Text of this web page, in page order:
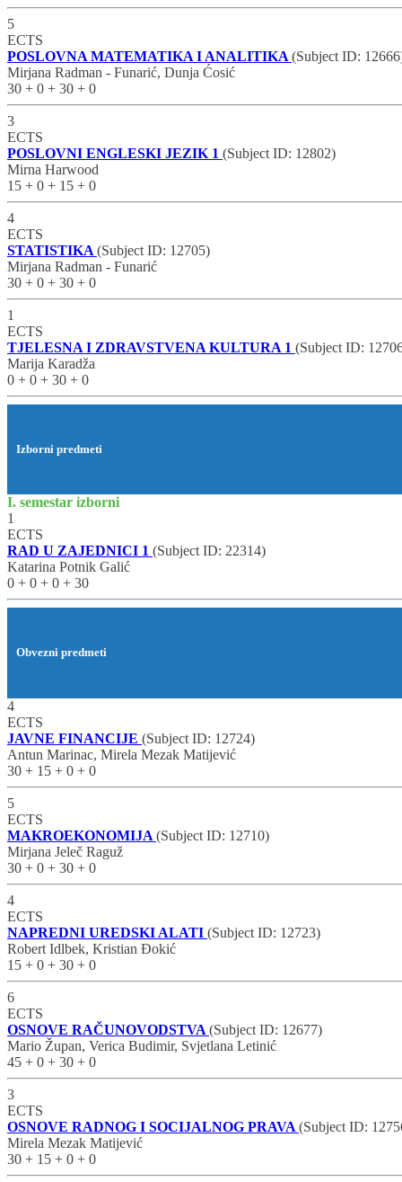
5
ECTS
POSLOVNA MATEMATIKA I ANALITIKA (Subject ID:
Mirjana Radman - Funarić, Dunja Ćosić
30 + 0 + 30 + 0
3
ECTS
POSLOVNI ENGLESKI JEZIK 1 (Subject ID: 12802)
Mirna Harwood
15 + 0 + 15 + 0
4
ECTS
STATISTIKA (Subject ID: 12705)
Mirjana Radman - Funarić
30 + 0 + 30 + 0
1
ECTS
TJELESNA I ZDRAVSTVENA KULTURA 1 (Subject ID:
Marija Karadža
0 + 0 + 30 + 0
Izborni predmeti
I. semestar izborni
1
ECTS
RAD U ZAJEDNICI 1 (Subject ID: 22314)
Katarina Potnik Galić
0 + 0 + 0 + 30
Obvezni predmeti
4
ECTS
JAVNE FINANCIJE (Subject ID: 12724)
Antun Marinac, Mirela Mezak Matijević
30 + 15 + 0 + 0
5
ECTS
MAKROEKONOMIJA (Subject ID: 12710)
Mirjana Jeleč Raguž
30 + 0 + 30 + 0
4
ECTS
NAPREDNI UREDSKI ALATI (Subject ID: 12723)
Robert Idlbek, Kristian Đokić
15 + 0 + 30 + 0
6
ECTS
OSNOVE RAČUNOVODSTVA (Subject ID: 12677)
Mario Župan, Verica Budimir, Svjetlana Letinić
45 + 0 + 30 + 0
3
ECTS
OSNOVE RADNOG I SOCIJALNOG PRAVA (Subject ID:
Mirela Mezak Matijević
30 + 15 + 0 + 0